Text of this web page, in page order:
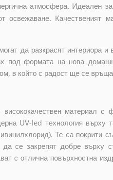
атмосфера. Идеален за
Качественият
да разкрасят интериора
под формата на нова
в който с радост ще се
материал с
UV-led технология върху
Те са покрити
се закрепят добре върху
с отлична повърхностна